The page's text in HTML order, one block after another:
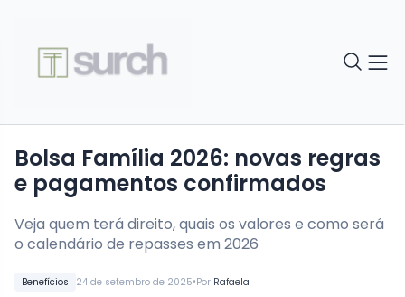
Benefícios 24 de setembro de 2025•Por Rafaela
Bolsa Família 2026: novas regras
e pagamentos confirmados
Veja quem terá direito, quais os valores e como será
o calendário de repasses em 2026